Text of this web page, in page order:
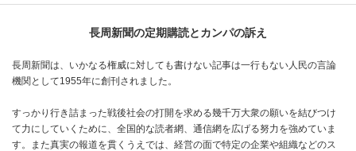
長周新聞の定期購読とカンパの訴え
長周新聞は、いかなる権威に対しても書けない記事は一行もない人民の言論
機関として1955年に創刊されました。
すっかり行き詰まった戦後社会の打開を求める幾千万大衆の願いを結びつけ
て力にしていくために、全国的な読者網、通信網を広げる努力を強めていま
す。また真実の報道を貫くうえでは、経営の面で特定の企業や組織などのス